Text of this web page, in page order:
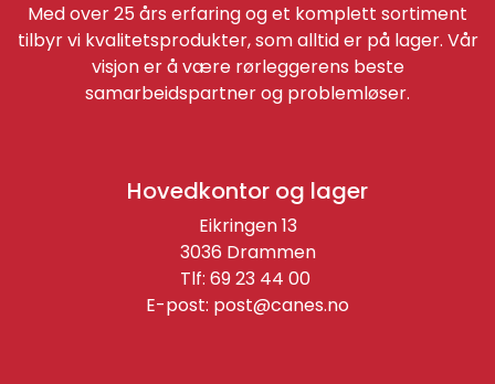
Med over 25 års erfaring og et komplett sortiment
tilbyr vi kvalitetsprodukter, som alltid er på lager. Vår
visjon er å være rørleggerens beste
samarbeidspartner og problemløser.
Hovedkontor og lager
Eikringen 13
3036 Drammen
Tlf: 69 23 44 00
E-post: post@canes.no